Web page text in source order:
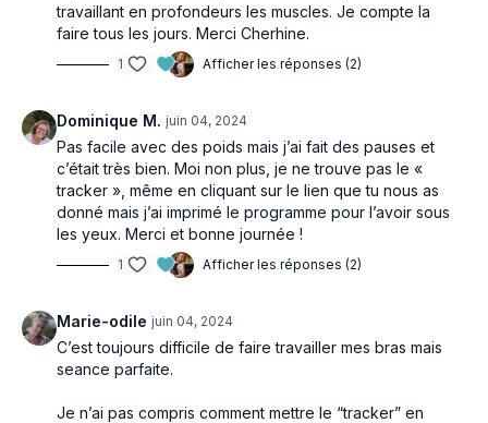
travaillant en profondeurs les muscles. Je compte la
faire tous les jours. Merci Cherhine.
1 Afficher les réponses (2)
Dominique M. juin 04, 2024
Pas facile avec des poids mais j’ai fait des pauses et
c’était très bien. Moi non plus, je ne trouve pas le «
tracker », même en cliquant sur le lien que tu nous as
donné mais j’ai imprimé le programme pour l’avoir sous
les yeux. Merci et bonne journée !
1 Afficher les réponses (2)
Marie-odile juin 04, 2024
C’est toujours difficile de faire travailler mes bras mais
seance parfaite.
Je n’ai pas compris comment mettre le “tracker” en